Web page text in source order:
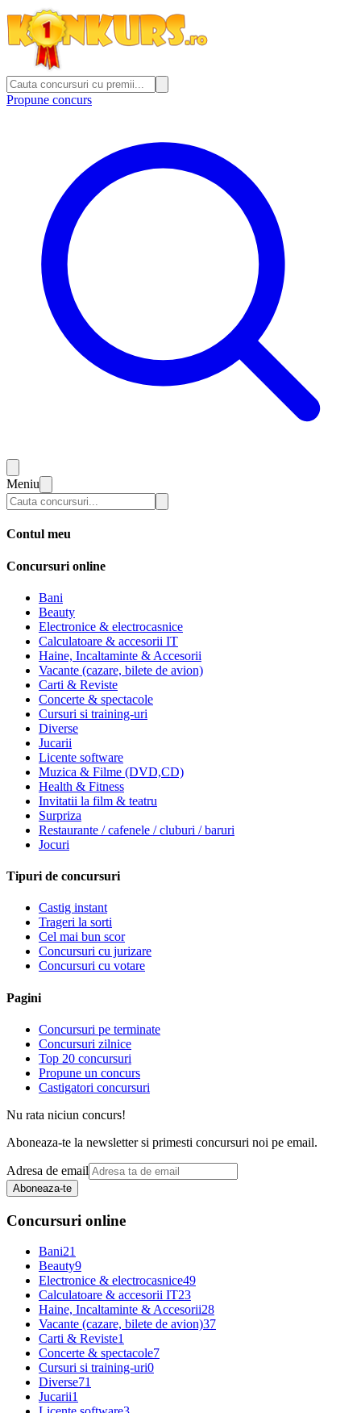
Propune concurs
Meniu
Contul meu
Concursuri online
Bani
Beauty
Electronice & electrocasnice
Calculatoare & accesorii IT
Haine, Incaltaminte & Accesorii
Vacante (cazare, bilete de avion)
Carti & Reviste
Concerte & spectacole
Cursuri si training-uri
Diverse
Jucarii
Licente software
Muzica & Filme (DVD,CD)
Health & Fitness
Invitatii la film & teatru
Surpriza
Restaurante / cafenele / cluburi / baruri
Jocuri
Tipuri de concursuri
Castig instant
Trageri la sorti
Cel mai bun scor
Concursuri cu jurizare
Concursuri cu votare
Pagini
Concursuri pe terminate
Concursuri zilnice
Top 20 concursuri
Propune un concurs
Castigatori concursuri
Nu rata niciun concurs!
Aboneaza-te la newsletter si primesti concursuri noi pe email.
Adresa de email
Aboneaza-te
Concursuri online
Bani21
Beauty9
Electronice & electrocasnice49
Calculatoare & accesorii IT23
Haine, Incaltaminte & Accesorii28
Vacante (cazare, bilete de avion)37
Carti & Reviste1
Concerte & spectacole7
Cursuri si training-uri0
Diverse71
Jucarii1